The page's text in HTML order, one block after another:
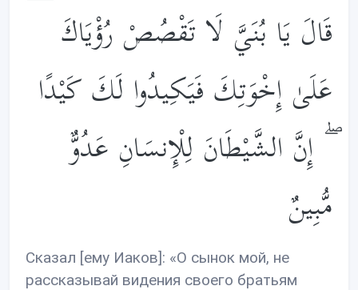
قَالَ يَا بُنَيَّ لَا تَقْصُصْ رُؤْيَاكَ
عَلَىٰ إِخْوَتِكَ فَيَكِيدُوا لَكَ كَيْدًا
ۖ إِنَّ الشَّيْطَانَ لِلْإِنسَانِ عَدُوٌّ
مُّبِينٌ
Сказал [ему Иаков]: «О сынок мой, не
рассказывай видения своего братьям